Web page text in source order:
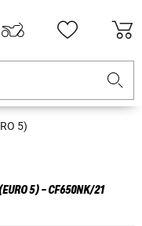
5)
5) - CF650NK/21